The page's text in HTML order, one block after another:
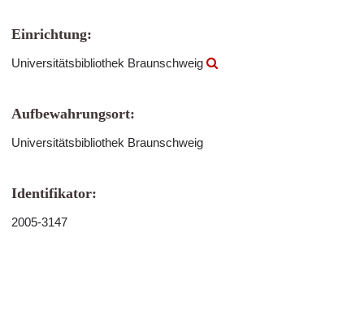
Einrichtung:
Universitätsbibliothek Braunschweig
Aufbewahrungsort:
Universitätsbibliothek Braunschweig
Identifikator:
2005-3147